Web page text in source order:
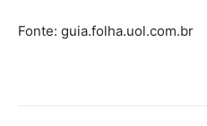
Fonte: guia.folha.uol.com.br